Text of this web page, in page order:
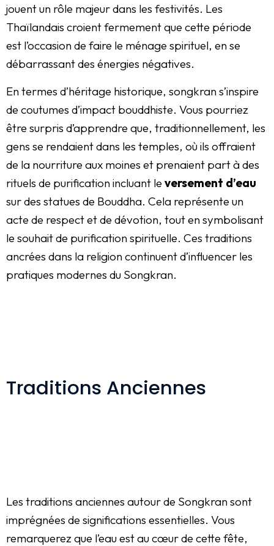
jouent un rôle majeur dans les festivités. Les
Thaïlandais croient fermement que cette période
est l’occasion de faire le ménage spirituel, en se
débarrassant des énergies négatives.
En termes d’héritage historique, songkran s’inspire
de coutumes d’impact bouddhiste. Vous pourriez
être surpris d’apprendre que, traditionnellement, les
gens se rendaient dans les temples, où ils offraient
de la nourriture aux moines et prenaient part à des
rituels de purification incluant le versement d’eau
sur des statues de Bouddha. Cela représente un
acte de respect et de dévotion, tout en symbolisant
le souhait de purification spirituelle. Ces traditions
ancrées dans la religion continuent d’influencer les
pratiques modernes du Songkran.
Traditions Anciennes
Les traditions anciennes autour de Songkran sont
imprégnées de significations essentielles. Vous
remarquerez que l’eau est au cœur de cette fête,